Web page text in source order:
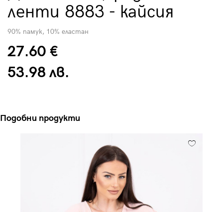
ленти 8883 - кайсия
90% памук, 10% еластан
27.60 €
53.98 лв.
Подобни продукти